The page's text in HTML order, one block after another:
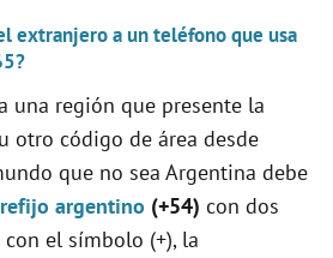
extranjero a un teléfono que usa
una región que presente la
otro código de área desde
que no sea Argentina debe
argentino (+54) con dos
el símbolo (+), la